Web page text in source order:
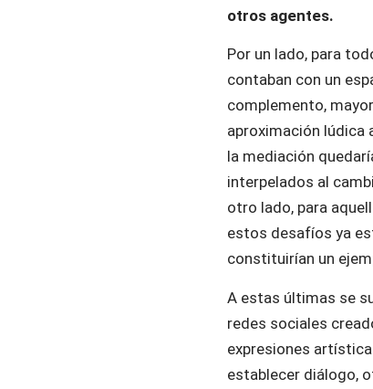
otros agentes.
Por un lado, para
contaban con un
complemento,
aproximación lúdica
la mediación
interpelados al
otro lado, para
estos desafíos ya
constituirían un
A estas últimas se
redes sociales
expresiones
establecer diálogo,